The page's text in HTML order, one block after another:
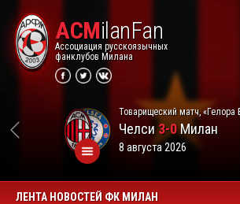
ACMilanFan
Ассоциация русскоязычных
фанклубов Милана
Товарищеский матч, «Гелора
Челси3-0Милан
8 августа 2026
ЛЕНТА НОВОСТЕЙ ФК МИЛАН